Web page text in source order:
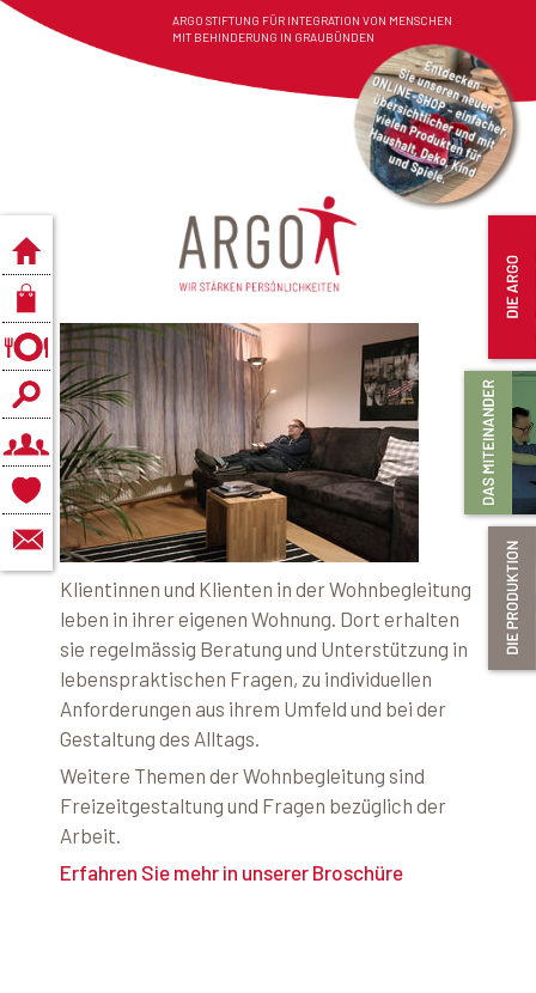
ARGO STIFTUNG FÜR INTEGRATION VON MENSCHEN
MIT BEHINDERUNG IN GRAUBÜNDEN
Klientinnen und Klienten in der Wohnbegleitung
leben in ihrer eigenen Wohnung. Dort erhalten
sie regelmässig Beratung und Unterstützung in
lebenspraktischen Fragen, zu individuellen
Anforderungen aus ihrem Umfeld und bei der
Gestaltung des Alltags.
Weitere Themen der Wohnbegleitung sind
Freizeitgestaltung und Fragen bezüglich der
Arbeit.
Erfahren Sie mehr in unserer Broschüre